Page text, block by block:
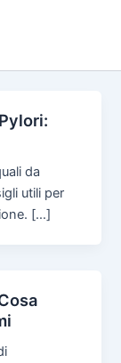
da
utili per
[…]